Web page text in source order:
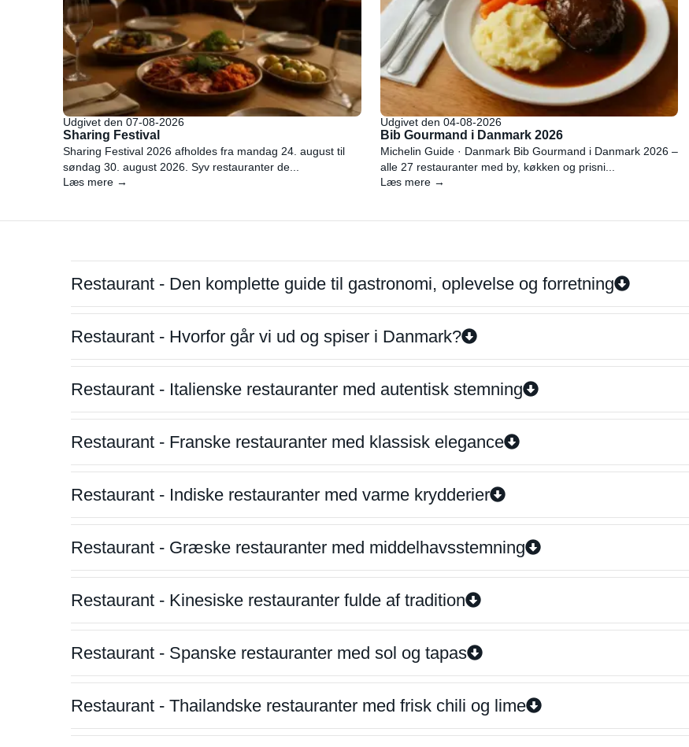
Udgivet den 07-08-2026
Sharing Festival
Sharing Festival 2026 afholdes fra mandag 24. august til
søndag 30. august 2026. Syv restauranter de...
Læs mere →
Udgivet den 04-08-2026
Bib Gourmand i Danmark 2026
Michelin Guide · Danmark Bib Gourmand i Danmark 2026 –
alle 27 restauranter med by, køkken og prisni...
Læs mere →
Restaurant - Den komplette guide til gastronomi, oplevelse og forretning
Restaurant - Hvorfor går vi ud og spiser i Danmark?
Restaurant - Italienske restauranter med autentisk stemning
Restaurant - Franske restauranter med klassisk elegance
Restaurant - Indiske restauranter med varme krydderier
Restaurant - Græske restauranter med middelhavsstemning
Restaurant - Kinesiske restauranter fulde af tradition
Restaurant - Spanske restauranter med sol og tapas
Restaurant - Thailandske restauranter med frisk chili og lime